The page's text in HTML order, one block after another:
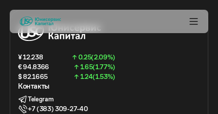
¥ 12.238
↑ 0.25(2.09%)
€ 94.8366
↑ 1.65(1.77%)
$ 82.1665
↑ 1.24(1.53%)
Контакты
Telegram
+7 (383) 309-27-40